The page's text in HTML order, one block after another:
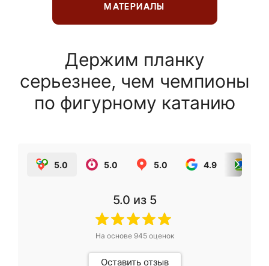
МАТЕРИАЛЫ
Держим планку
серьезнее, чем чемпионы
по фигурному катанию
5.0 5.0 5.0 4.9
5.0 из 5
На основе 945оценок
Оставить отзыв